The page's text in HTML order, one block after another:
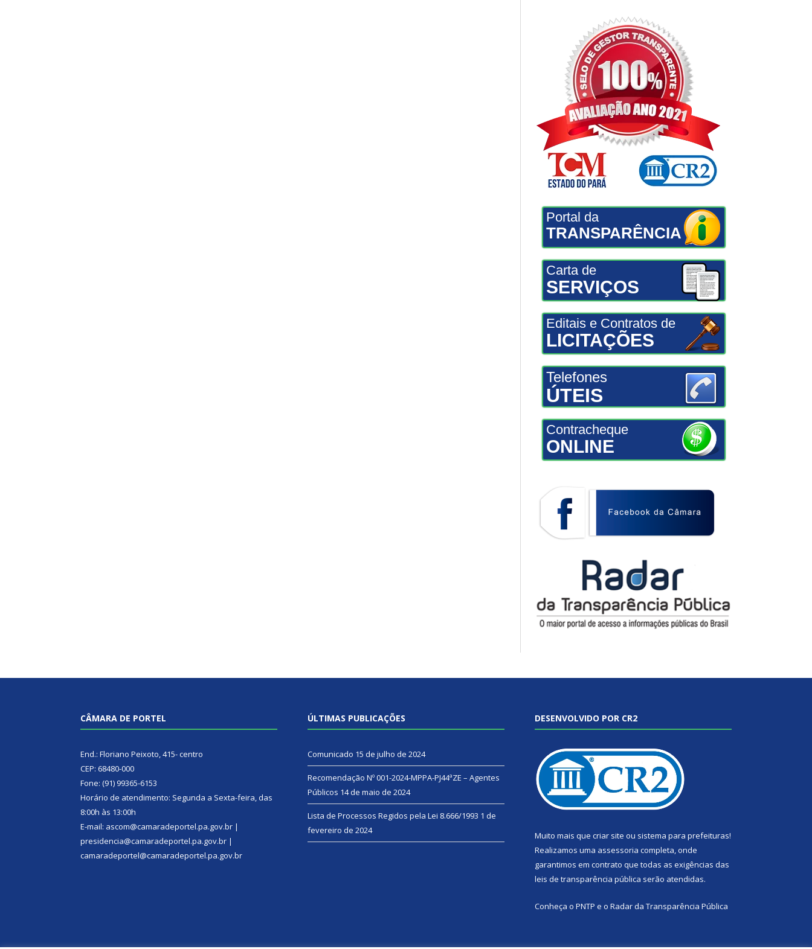
Portal da
TRANSPARÊNCIA
Carta de
SERVIÇOS
Editais e Contratos de
LICITAÇÕES
Telefones
ÚTEIS
Contracheque
ONLINE
CÂMARA DE PORTEL
End.: Floriano Peixoto, 415- centro
CEP: 68480-000
Fone: (91) 99365-6153
Horário de atendimento: Segunda a Sexta-feira, das
8:00h às 13:00h
E-mail: ascom@camaradeportel.pa.gov.br |
presidencia@camaradeportel.pa.gov.br |
camaradeportel@camaradeportel.pa.gov.br
ÚLTIMAS PUBLICAÇÕES
Comunicado 15 de julho de 2024
Recomendação Nº 001-2024-MPPA-PJ44ªZE – Agentes
Públicos 14 de maio de 2024
Lista de Processos Regidos pela Lei 8.666/1993 1 de
fevereiro de 2024
DESENVOLVIDO POR CR2
Muito mais que criar site ou sistema para prefeituras!
Realizamos uma assessoria completa, onde
garantimos em contrato que todas as exigências das
leis de transparência pública serão atendidas.
Conheça o PNTP e o Radar da Transparência Pública